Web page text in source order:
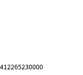
412265230000